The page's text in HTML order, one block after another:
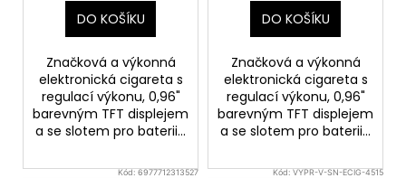
DO KOŠÍKU
Značková a výkonná
elektronická cigareta s
regulací výkonu, 0,96"
barevným TFT displejem
a se slotem pro baterii...
DO KOŠÍKU
Značková a výkonná
elektronická cigareta s
regulací výkonu, 0,96"
barevným TFT displejem
a se slotem pro baterii...
Kód:6977712313527
Kód:VYPR-V-SN-ECIG-4515